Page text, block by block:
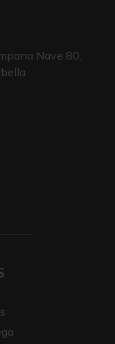
Nave 80,